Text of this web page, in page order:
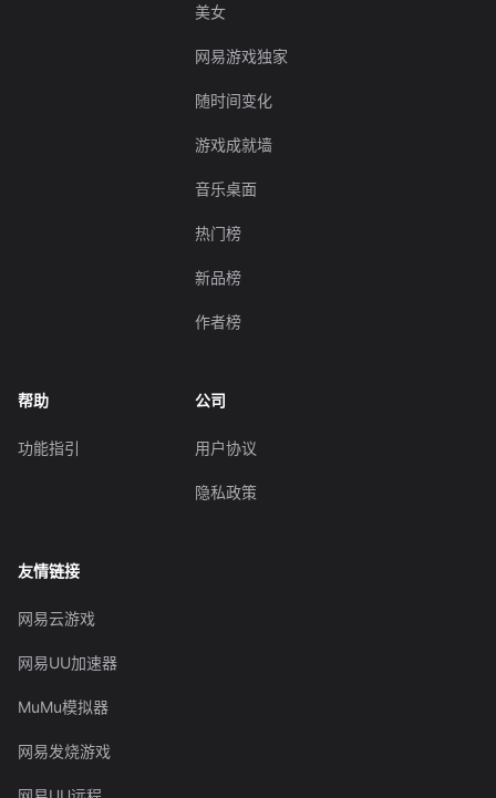
美女
网易游戏独家
随时间变化
游戏成就墙
音乐桌面
热门榜
新品榜
作者榜
帮助
功能指引
公司
用户协议
隐私政策
友情链接
网易云游戏
网易UU加速器
MuMu模拟器
网易发烧游戏